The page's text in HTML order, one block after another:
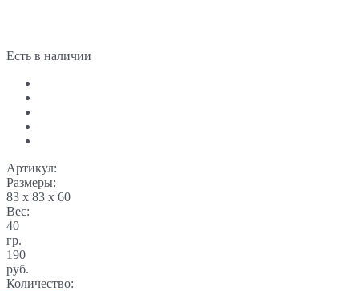
Есть в наличии
Артикул:
Размеры:
83 x 83 x 60
Вес:
40
гр.
190
руб.
Количество: